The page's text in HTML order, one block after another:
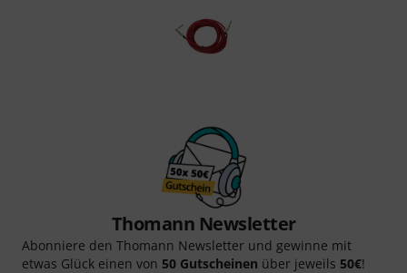
Thomann Newsletter
Abonniere den Thomann Newsletter und gewinne mit
etwas Glück einen von 50 Gutscheinen über jeweils 50€!